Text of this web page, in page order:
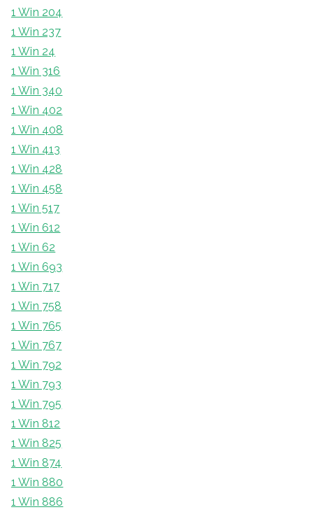
1 Win 204
1 Win 237
1 Win 24
1 Win 316
1 Win 340
1 Win 402
1 Win 408
1 Win 413
1 Win 428
1 Win 458
1 Win 517
1 Win 612
1 Win 62
1 Win 693
1 Win 717
1 Win 758
1 Win 765
1 Win 767
1 Win 792
1 Win 793
1 Win 795
1 Win 812
1 Win 825
1 Win 874
1 Win 880
1 Win 886